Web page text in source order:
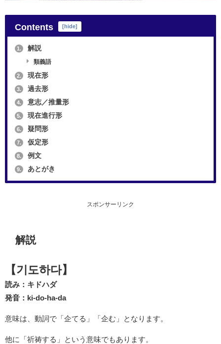
Contents [hide]
1. 解説
類義語
2. 現在形
3. 過去形
4. 意志／推量形
5. 現在進行形
6. 疑問形
7. 仮定形
8. 例文
9. あとがき
スポンサーリンク
解説
【기도하다】
読み：キドハダ
発音：ki-do-ha-da
意味は、動詞で「企てる」「企む」となります。
他に「祈祷する」という意味でもあります。